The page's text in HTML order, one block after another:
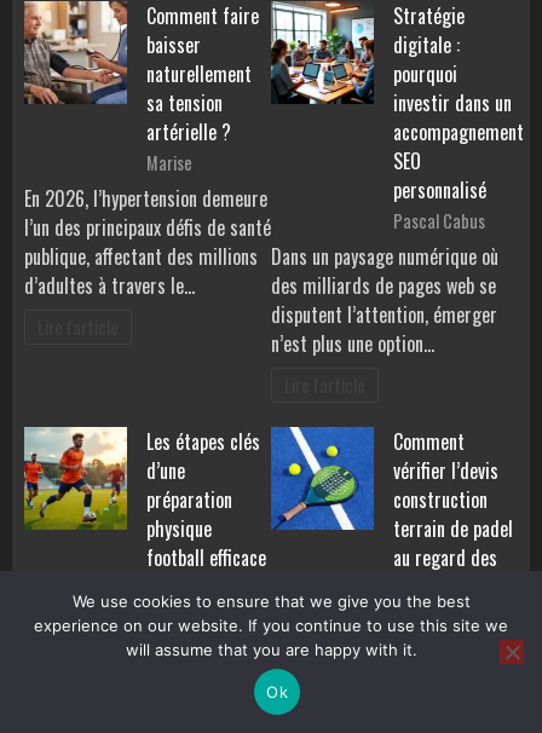
Comment faire
baisser
naturellement
sa tension
artérielle ?
Marise
En 2026, l’hypertension demeure
l’un des principaux défis de santé
publique, affectant des millions
d’adultes à travers le…
Stratégie
digitale :
pourquoi
investir dans un
accompagnement
SEO
personnalisé
Pascal Cabus
Dans un paysage numérique où
des milliards de pages web se
disputent l’attention, émerger
n’est plus une option…
Les étapes clés
d’une
préparation
physique
football efficace
rapidement
Pascal Cabus
Réduire les risques de blessures
Comment
vérifier l’devis
construction
terrain de padel
au regard des
d’urbanisme ?
Lysandre Vesperal
Construire un terrain de padel ne
consiste pas uniquement à
We use cookies to ensure that we give you the best
experience on our website. If you continue to use this site we
will assume that you are happy with it.
Ok